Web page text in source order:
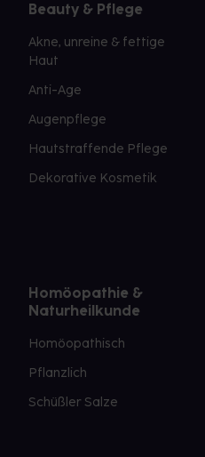
Beauty & Pflege
Akne, unreine & fettige
Haut
Anti-Age
Augenpflege
Hautstraffende Pflege
Dekorative Kosmetik
Homöopathie &
Naturheilkunde
Homöopathisch
Pflanzlich
Schüßler Salze